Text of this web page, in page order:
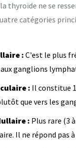
la thyroïde ne se
catégories
:C'est le plus
ganglions
: Il constitue
que vers les
: Plus rare (3
Il ne répond pas